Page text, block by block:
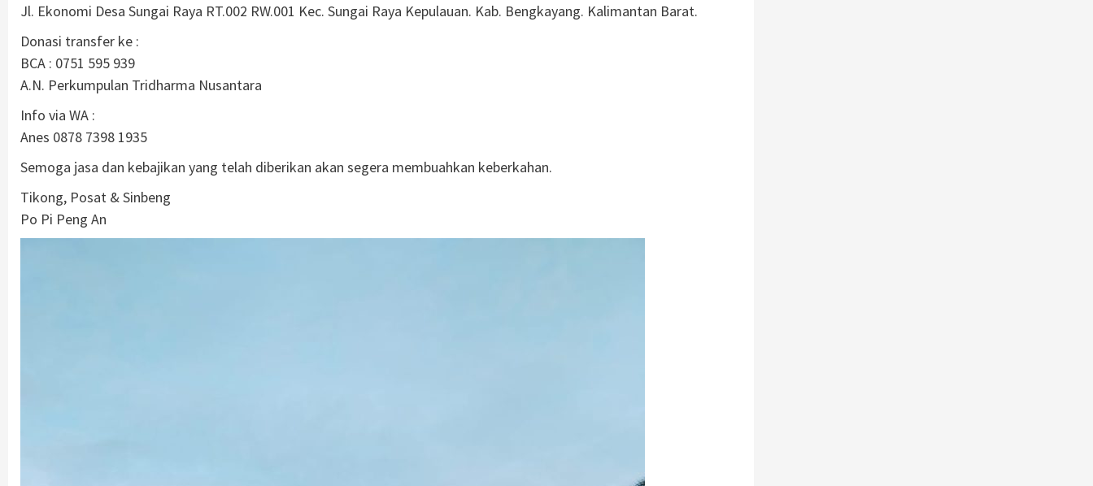
Jl. Ekonomi Desa Sungai Raya RT.002 RW.001 Kec. Sungai Raya Kepulauan. Kab. Bengkayang. Kalimantan Barat.
Donasi transfer ke :
BCA : 0751 595 939
A.N. Perkumpulan Tridharma Nusantara
Info via WA :
Anes 0878 7398 1935
Semoga jasa dan kebajikan yang telah diberikan akan segera membuahkan keberkahan.
Tikong, Posat & Sinbeng
Po Pi Peng An